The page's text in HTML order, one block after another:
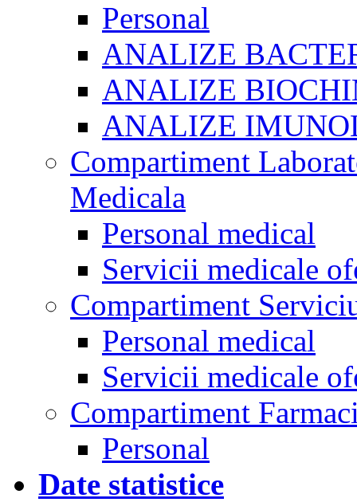
Personal
ANALIZE
ANALIZE
ANALIZE
Compartiment
Medicala
Personal medical
Servicii medicale
Compartiment
Personal medical
Servicii medicale
Compartiment
Personal
Date statistice